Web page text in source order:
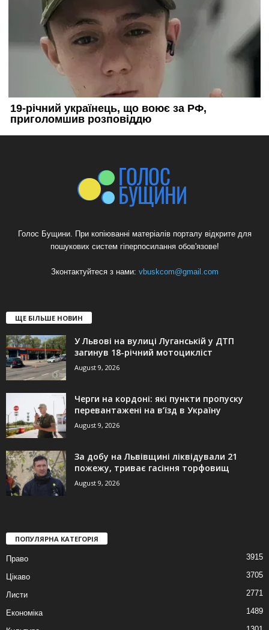
Голос Бущини. При копіюванні матеріалів порталу відкрите для
пошукових систем гіперпосилання обов'язове!
Зконтактуйтеся з нами: vbuskcom@gmail.com
ЩЕ БІЛЬШЕ НОВИН
У Львові на вулиці Луганській у ДТП
загинув 18-річний мотоцикліст
August 9, 2026
Черги на кордоні: які пункти пропуску
перевантажені на в’їзд в Україну
August 9, 2026
За добу на Львівщині ліквідували 21
пожежу, триває гасіння торфовищ
August 9, 2026
ПОПУЛЯРНА КАТЕГОРІЯ
Право 3915
Цікаво 3705
Листи 2771
Економіка 1489